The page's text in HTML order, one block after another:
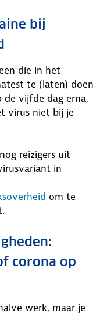
bij
die in het
te (laten) doen
vijfde dag erna,
virus niet bij je
reizigers uit
in
om te
corona op
werk, maar je